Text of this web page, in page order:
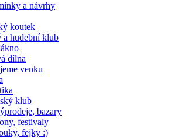
a návrhy
koutek
a hudební klub
dílna
venku
klub
bazary
festivaly
fejky :)